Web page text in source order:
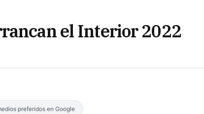
el Interior 2022
preferidos en Google